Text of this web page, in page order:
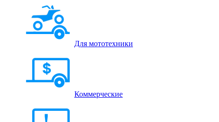
Для мототехники
Коммерческие